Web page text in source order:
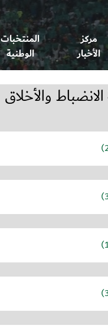
مركز
الأخبار
المنتخبات
الوطنية
والأخلاق